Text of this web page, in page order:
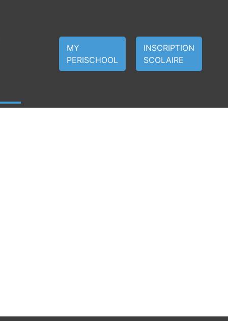
MY
PERISCHOOL
INSCRIPTION
SCOLAIRE